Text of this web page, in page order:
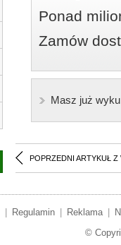
Ponad
Zamów
Masz już
POPRZEDNI ARTYKUŁ Z
Regulamin Reklama
©